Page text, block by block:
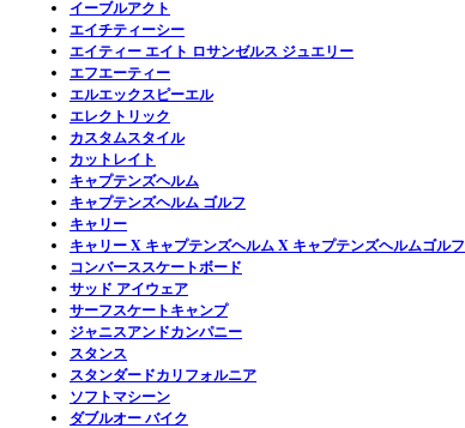
イーブルアクト
エイチティーシー
エイティー エイト ロサンゼルス ジュエリー
エフエーティー
エルエックスピーエル
エレクトリック
カスタムスタイル
カットレイト
キャプテンズヘルム
キャプテンズヘルム ゴルフ
キャリー
キャリー X キャプテンズヘルム X キャプテンズヘルムゴルフ
コンバーススケートボード
サッド アイウェア
サーフスケートキャンプ
ジャニスアンドカンパニー
スタンス
スタンダードカリフォルニア
ソフトマシーン
ダブルオー バイク